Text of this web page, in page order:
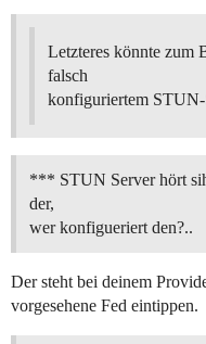
Letzteres könnte zum
falsch
konfiguriertem STUN-
*** STUN Server hört
der,
wer konfigueriert den?..
Der steht bei deinem
vorgesehene Fed eintippen.